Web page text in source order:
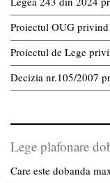
Proiectul OUG
Proiectul de Lege
Decizia nr.105/2007
Lege plafonare
Care este dobanda